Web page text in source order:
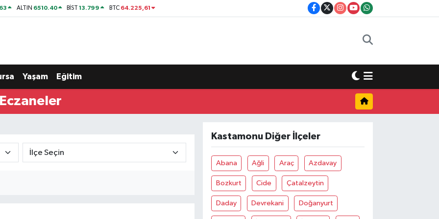
ALTIN 6510.40 BİST13.799 BTC 64.225,61
Yaşam Eğitim
Kastamonu Diğer İlçeler
Abana Ağli Araç Azdavay
Bozkurt Cide Çatalzeytin
Daday Devrekani Doğanyurt